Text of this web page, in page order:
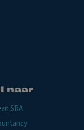
naar
SRA